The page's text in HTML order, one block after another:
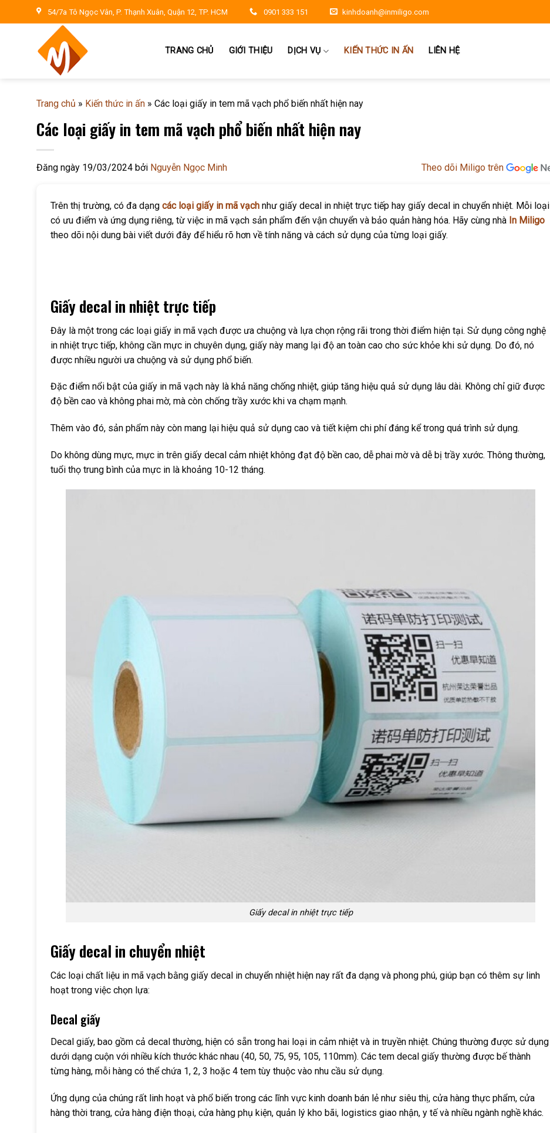
to
54/7a Tô Ngọc Vân, P. Thạnh Xuân, Quận 12, TP. HCM 0901 333 151 kinhdoanh@inmiligo.com
TRANG CHỦ GIỚI THIỆU DỊCH VỤ KIẾN THỨC IN ẤN LIÊN HỆ
Trang chủ » Kiến thức in ấn » Các loại giấy in tem mã vạch phổ biến nhất hiện nay
Các loại giấy in tem mã vạch phổ biến nhất hiện nay
Đăng ngày 19/03/2024 bởi Nguyễn Ngọc Minh Theo dõi Miligo trên
Trên thị trường, có đa dạng các loại giấy in mã vạch như giấy decal in nhiệt trực tiếp hay giấy decal in chuyển nhiệt. Mỗi loại
có ưu điểm và ứng dụng riêng, từ việc in mã vạch sản phẩm đến vận chuyển và bảo quản hàng hóa. Hãy cùng nhà In Miligo
theo dõi nội dung bài viết dưới đây để hiểu rõ hơn về tính năng và cách sử dụng của từng loại giấy.
Giấy decal in nhiệt trực tiếp
Đây là một trong các loại giấy in mã vạch được ưa chuộng và lựa chọn rộng rãi trong thời điểm hiện tại. Sử dụng công nghệ
in nhiệt trực tiếp, không cần mực in chuyên dụng, giấy này mang lại độ an toàn cao cho sức khỏe khi sử dụng. Do đó, nó
được nhiều người ưa chuộng và sử dụng phổ biến.
Đặc điểm nổi bật của giấy in mã vạch này là khả năng chống nhiệt, giúp tăng hiệu quả sử dụng lâu dài. Không chỉ giữ được
độ bền cao và không phai mờ, mà còn chống trầy xước khi va chạm mạnh.
Thêm vào đó, sản phẩm này còn mang lại hiệu quả sử dụng cao và tiết kiệm chi phí đáng kể trong quá trình sử dụng.
Do không dùng mực, mực in trên giấy decal cảm nhiệt không đạt độ bền cao, dễ phai mờ và dễ bị trầy xước. Thông thường,
tuổi thọ trung bình của mực in là khoảng 10-12 tháng.
Giấy decal in nhiệt trực tiếp
Giấy decal in chuyển nhiệt
Các loại chất liệu in mã vạch bằng giấy decal in chuyển nhiệt hiện nay rất đa dạng và phong phú, giúp bạn có thêm sự linh
hoạt trong việc chọn lựa:
Decal giấy
Decal giấy, bao gồm cả decal thường, hiện có sẵn trong hai loại in cảm nhiệt và in truyền nhiệt. Chúng thường được sử dụng
dưới dạng cuộn với nhiều kích thước khác nhau (40, 50, 75, 95, 105, 110mm). Các tem decal giấy thường được bế thành
từng hàng, mỗi hàng có thể chứa 1, 2, 3 hoặc 4 tem tùy thuộc vào nhu cầu sử dụng.
Ứng dụng của chúng rất linh hoạt và phổ biến trong các lĩnh vực kinh doanh bán lẻ như siêu thị, cửa hàng thực phẩm, cửa
hàng thời trang, cửa hàng điện thoại, cửa hàng phụ kiện, quản lý kho bãi, logistics giao nhận, y tế và nhiều ngành nghề khác.